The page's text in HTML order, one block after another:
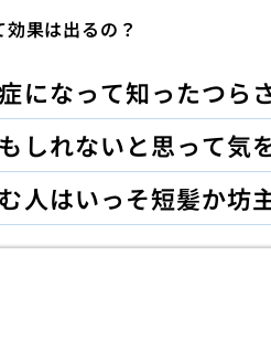
果は出るの？
になって知ったつら
しれないと思って気
人はいっそ短髪か坊